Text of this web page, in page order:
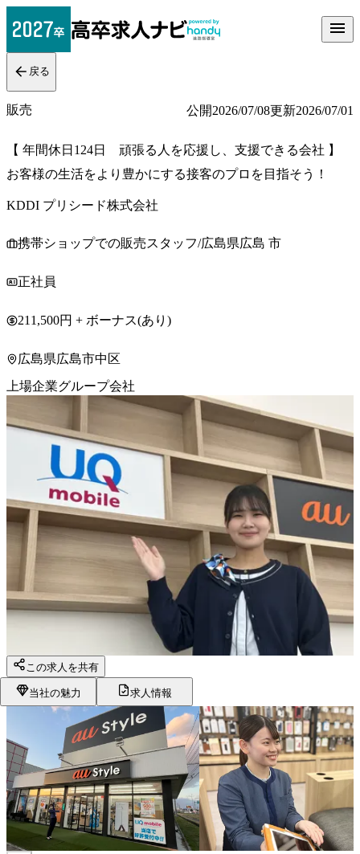
戻る
販売 公開2026/07/08更新2026/07/01
【 年間休日124日 頑張る人を応援し、支援できる会社 】
お客様の生活をより豊かにする接客のプロを目指そう！
KDDI プリシード株式会社
携帯ショップでの販売スタッフ/広島県広島 市
正社員
211,500円 + ボーナス(あり)
広島県広島市中区
上場企業グループ会社
この求人を共有
当社の魅力 求人情報